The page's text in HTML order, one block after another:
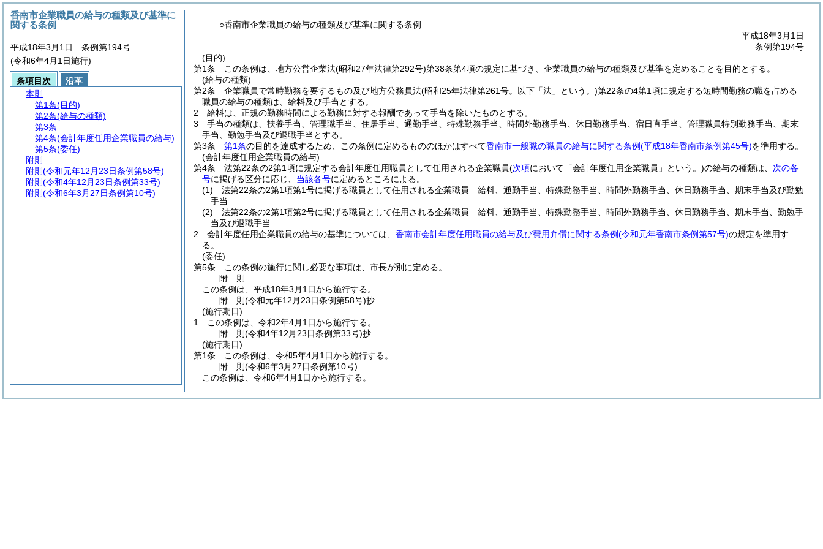
○香南市企業職員の給与の種類及び基準に関する条例
平成18年3月1日
条例第194号
(目的)
第1条
この条例は、地方公営企業法(昭和27年法律第292号)第38条第4項の規定に基づき、企業職員の給与の種類及び基準を定めることを目的とする。
(給与の種類)
第2条
企業職員で常時勤務を要するもの及び地方公務員法(昭和25年法律第261号。以下「法」という。)第22条の4第1項に規定する短時間勤務の職を占める
職員の給与の種類は、給料及び手当とする。
2
給料は、正規の勤務時間による勤務に対する報酬であって手当を除いたものとする。
3
手当の種類は、扶養手当、管理職手当、住居手当、通勤手当、特殊勤務手当、時間外勤務手当、休日勤務手当、宿日直手当、管理職員特別勤務手当、期末
手当、勤勉手当及び退職手当とする。
第3条
第1条の目的を達成するため、この条例に定めるもののほかはすべて香南市一般職の職員の給与に関する条例(平成18年香南市条例第45号)を準用する。
(会計年度任用企業職員の給与)
第4条
法第22条の2第1項に規定する会計年度任用職員として任用される企業職員(次項において「会計年度任用企業職員」という。)の給与の種類は、 次の各
号に掲げる区分に応じ、 当該各号に定めるところによる。
(1)
法第22条の2第1項第1号に掲げる職員として任用される企業職員 給料、通勤手当、特殊勤務手当、時間外勤務手当、休日勤務手当、期末手当及び勤勉
手当
(2)
法第22条の2第1項第2号に掲げる職員として任用される企業職員 給料、通勤手当、特殊勤務手当、時間外勤務手当、休日勤務手当、期末手当、勤勉手
当及び退職手当
2
会計年度任用企業職員の給与の基準については、 香南市会計年度任用職員の給与及び費用弁償に関する条例(令和元年香南市条例第57号)の規定を準用す
る。
(委任)
第5条
この条例の施行に関し必要な事項は、市長が別に定める。
附 則
この条例は、平成18年3月1日から施行する。
附 則(令和元年12月23日条例第58号)抄
(施行期日)
1
この条例は、令和2年4月1日から施行する。
附 則(令和4年12月23日条例第33号)抄
(施行期日)
第1条
この条例は、令和5年4月1日から施行する。
附 則(令和6年3月27日条例第10号)
この条例は、令和6年4月1日から施行する。
香南市企業職員の給与の種類及び基準に
関する条例
平成18年3月1日 条例第194号
(令和6年4月1日施行)
条項目次
沿革
本則
第1条(目的)
第2条(給与の種類)
第3条
第4条(会計年度任用企業職員の給与)
第5条(委任)
附則
附則 (令和元年12月23日条例第58号)
附則 (令和4年12月23日条例第33号)
附則 (令和6年3月27日条例第10号)